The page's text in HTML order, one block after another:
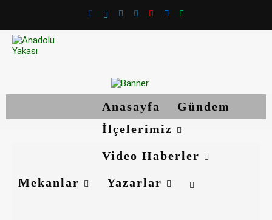
Anasayfa
Gündem
İlçelerimiz
Video Haberler
Mekanlar
Yazarlar